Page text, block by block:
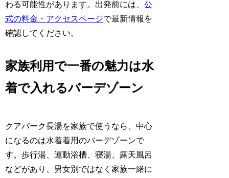
わる可能性があります。出発前には、公
式の料金・アクセスページで最新情報を
確認してください。
家族利用で一番の魅力は水
着で入れるバーデゾーン
クアパーク長湯を家族で使うなら、中心
になるのは水着着用のバーデゾーンで
す。歩行湯、運動浴槽、寝湯、露天風呂
などがあり、男女別ではなく家族一緒に